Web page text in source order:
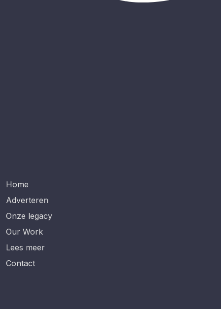
Home
Adverteren
Onze legacy
Our Work
Lees meer
Contact